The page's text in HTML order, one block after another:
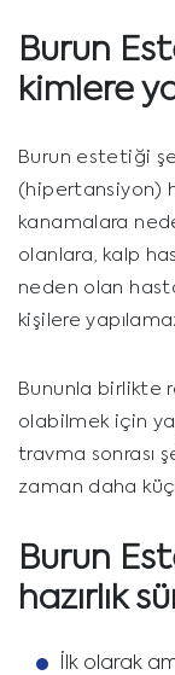
Burun
kimlere
Burun estetiği
(hipertansiyon)
kanamalara
olanlara, kalp
neden olan
kişilere
Bununla birlikte
olabilmek için
travma sonrası
zaman daha
Burun
hazırlık
İlk olarak